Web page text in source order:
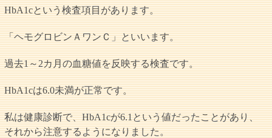
HbA1cという検査項目があります。
「ヘモグロビンＡワンＣ」といいます。
過去1～2カ月の血糖値を反映する検査です。
HbA1cは6.0未満が正常です。
私は健康診断で、HbA1cが6.1という値だったことがあり、
それから注意するようになりました。